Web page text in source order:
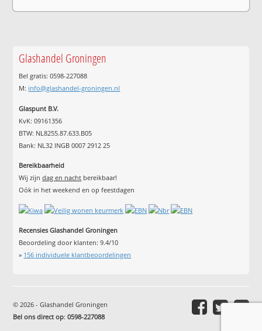
Glashandel Groningen
Bel gratis: 0598-227088
M: info@glashandel-groningen.nl
Glaspunt B.V.
KvK: 09161356
BTW: NL8255.87.633.B05
Bank: NL32 INGB 0007 2912 25
Bereikbaarheid
Wij zijndag en nacht bereikbaar!
Oók in het weekend en op feestdagen
Recensies Glashandel Groningen
Beoordeling door klanten:9.4/10
» 156 individuele klantbeoordelingen
© 2026 - Glashandel Groningen
Bel ons direct op:0598-227088